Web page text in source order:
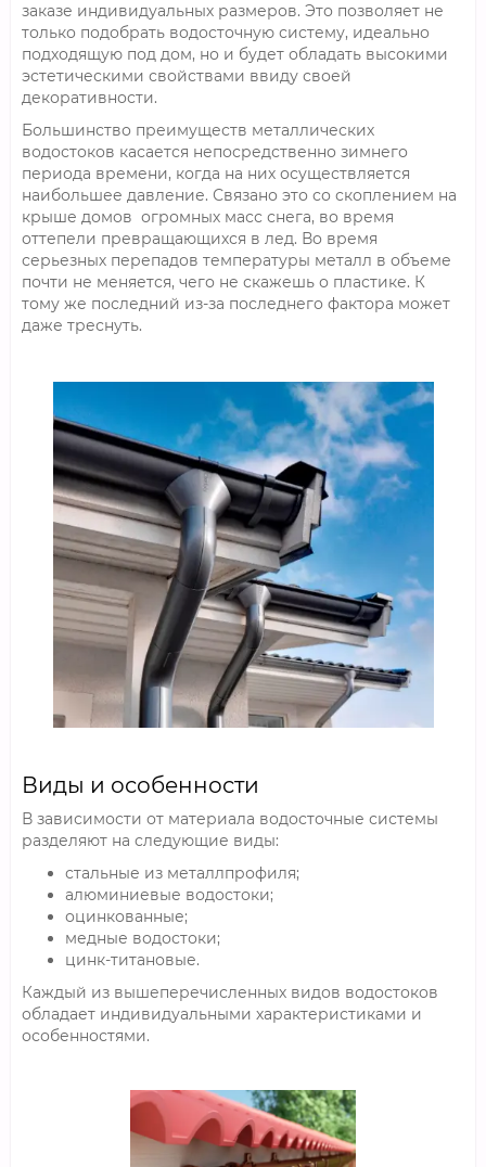
заказе индивидуальных размеров. Это позволяет не
только подобрать водосточную систему, идеально
подходящую под дом, но и будет обладать высокими
эстетическими свойствами ввиду своей
декоративности.
Большинство преимуществ металлических
водостоков касается непосредственно зимнего
периода времени, когда на них осуществляется
наибольшее давление. Связано это со скоплением на
крыше домов огромных масс снега, во время
оттепели превращающихся в лед. Во время
серьезных перепадов температуры металл в объеме
почти не меняется, чего не скажешь о пластике. К
тому же последний из-за последнего фактора может
даже треснуть.
Виды и особенности
В зависимости от материала водосточные системы
разделяют на следующие виды:
стальные из металлпрофиля;
алюминиевые водостоки;
оцинкованные;
медные водостоки;
цинк-титановые.
Каждый из вышеперечисленных видов водостоков
обладает индивидуальными характеристиками и
особенностями.